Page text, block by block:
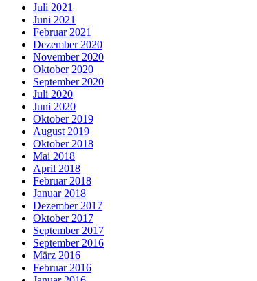
Juli 2021
Juni 2021
Februar 2021
Dezember 2020
November 2020
Oktober 2020
September 2020
Juli 2020
Juni 2020
Oktober 2019
August 2019
Oktober 2018
Mai 2018
April 2018
Februar 2018
Januar 2018
Dezember 2017
Oktober 2017
September 2017
September 2016
März 2016
Februar 2016